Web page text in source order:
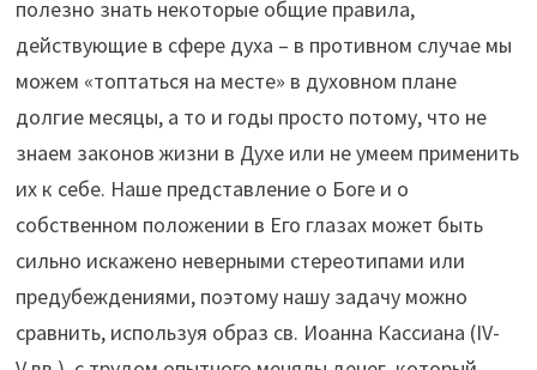
полезно знать некоторые общие правила,
действующие в сфере духа – в противном случае мы
можем «топтаться на месте» в духовном плане
долгие месяцы, а то и годы просто потому, что не
знаем законов жизни в Духе или не умеем применить
их к себе. Наше представление о Боге и о
собственном положении в Его глазах может быть
сильно искажено неверными стереотипами или
предубеждениями, поэтому нашу задачу можно
сравнить, используя образ св. Иоанна Кассиана (IV-